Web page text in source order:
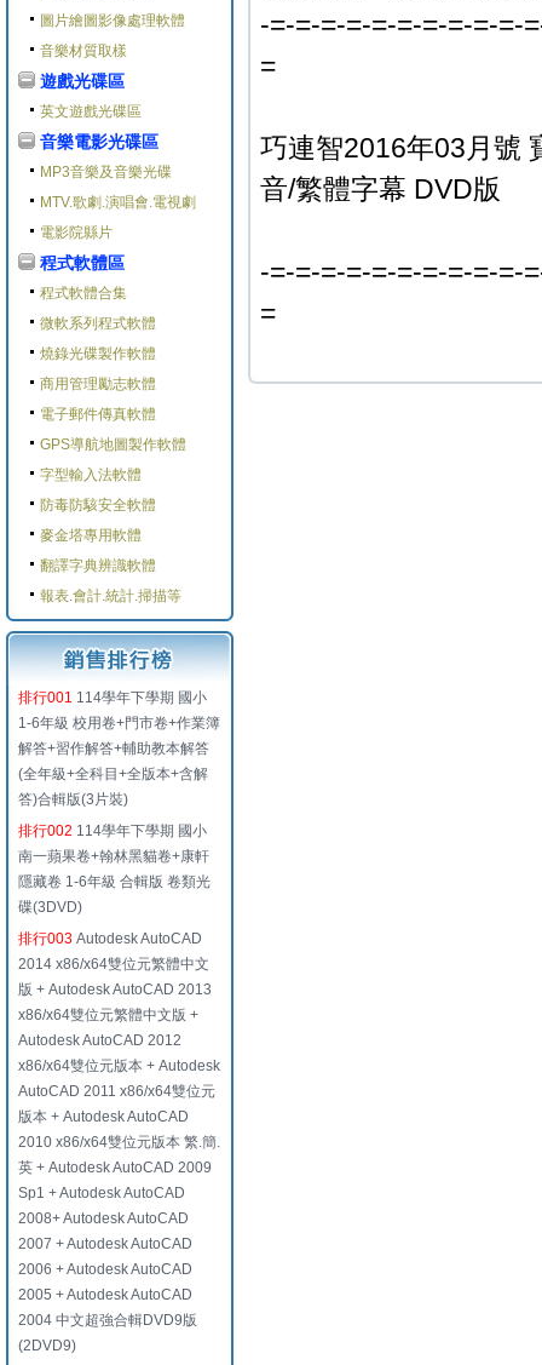
圖片繪圖影像處理軟體
音樂材質取樣
遊戲光碟區
英文遊戲光碟區
音樂電影光碟區
MP3音樂及音樂光碟
MTV.歌劇.演唱會.電視劇
電影院縣片
程式軟體區
程式軟體合集
微軟系列程式軟體
燒錄光碟製作軟體
商用管理勵志軟體
電子郵件傳真軟體
GPS導航地圖製作軟體
字型輸入法軟體
防毒防駭安全軟體
麥金塔專用軟體
翻譯字典辨識軟體
報表.會計.統計.掃描等
排行001 114學年下學期 國小
1-6年級 校用卷+門市卷+作業簿
解答+習作解答+輔助教本解答
(全年級+全科目+全版本+含解
答)合輯版(3片裝)
排行002 114學年下學期 國小
南一蘋果卷+翰林黑貓卷+康軒
隱藏卷 1-6年級 合輯版 卷類光
碟(3DVD)
排行003 Autodesk AutoCAD
2014 x86/x64雙位元繁體中文
版 + Autodesk AutoCAD 2013
x86/x64雙位元繁體中文版 +
Autodesk AutoCAD 2012
x86/x64雙位元版本 + Autodesk
AutoCAD 2011 x86/x64雙位元
版本 + Autodesk AutoCAD
2010 x86/x64雙位元版本 繁.簡.
英 + Autodesk AutoCAD 2009
Sp1 + Autodesk AutoCAD
2008+ Autodesk AutoCAD
2007 + Autodesk AutoCAD
2006 + Autodesk AutoCAD
2005 + Autodesk AutoCAD
2004 中文超強合輯DVD9版
(2DVD9)
-=-=-=-=-=-=-=-=-=-=-
=
巧連智2016年03月號
音/繁體字幕 DVD版
-=-=-=-=-=-=-=-=-=-=-
=